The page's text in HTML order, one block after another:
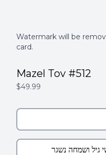
Mazel Tov #512
$49.99
Watermark will be
card.